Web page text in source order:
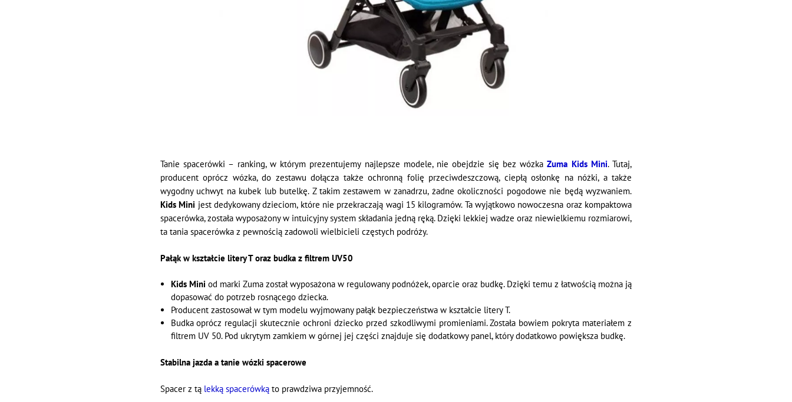
Tanie spacerówki – ranking, w którym prezentujemy najlepsze modele, nie obejdzie się bez wózkaZuma Kids Mini. Tutaj,
producent oprócz wózka, do zestawu dołącza także ochronną folię przeciwdeszczową, ciepłą osłonkę na nóżki, a także
wygodny uchwyt na kubek lub butelkę. Z takim zestawem w zanadrzu, żadne okoliczności pogodowe nie będą wyzwaniem.
Kids Mini jest dedykowany dzieciom, które nie przekraczają wagi 15 kilogramów. Ta wyjątkowo nowoczesna oraz kompaktowa
spacerówka, została wyposażony w intuicyjny system składania jedną ręką. Dzięki lekkiej wadze oraz niewielkiemu rozmiarowi,
ta tania spacerówka z pewnością zadowoli wielbicieli częstych podróży.
Pałąk w kształcie litery T oraz budka z filtrem UV50
Kids Mini od marki Zuma został wyposażona w regulowany podnóżek, oparcie oraz budkę. Dzięki temu z łatwością można ją
dopasować do potrzeb rosnącego dziecka.
Producent zastosował w tym modelu wyjmowany pałąk bezpieczeństwa w kształcie litery T.
Budka oprócz regulacji skutecznie ochroni dziecko przed szkodliwymi promieniami. Została bowiem pokryta materiałem z
filtrem UV 50. Pod ukrytym zamkiem w górnej jej części znajduje się dodatkowy panel, który dodatkowo powiększa budkę.
Stabilna jazda a tanie wózki spacerowe
Spacer z tą lekką spacerówkąto prawdziwa przyjemność.